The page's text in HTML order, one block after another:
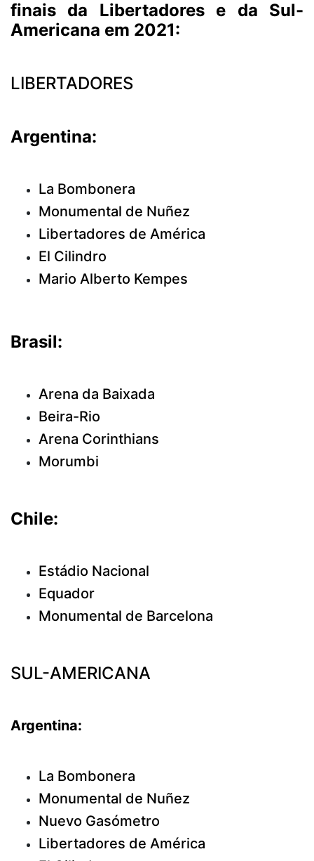
finais da Libertadores e da Sul-
Americana em 2021:
LIBERTADORES
Argentina:
La Bombonera
Monumental de Nuñez
Libertadores de América
El Cilindro
Mario Alberto Kempes
Brasil:
Arena da Baixada
Beira-Rio
Arena Corinthians
Morumbi
Chile:
Estádio Nacional
Equador
Monumental de Barcelona
SUL-AMERICANA
Argentina:
La Bombonera
Monumental de Nuñez
Nuevo Gasómetro
Libertadores de América